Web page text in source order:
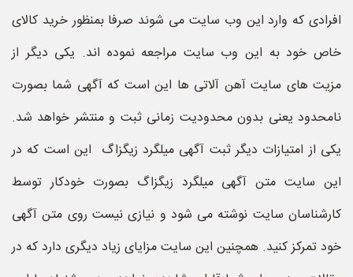
افرادی که وارد این وب سایت می شوند صرفا بمنظور خرید کالای
خاص خود به این وب سایت مراجعه نموده اند. یکی دیگر از
مزیت های سایت آهن آلاتی ها این است که آگهی شما بصورت
نامحدود یعنی بدون محدودیت زمانی ثبت و منتشر خواهد شد.
یکی از امتیازات دیگر ثبت آگهی میلگرد زیگزاگ این است که در
این سایت متن آگهی میلگرد زیگزاگ بصورت خودکار توسط
کارشناسان سایت نوشته می شود و نیازی نیست روی متن آگهی
خود تمرکز کنید. همچنین این سایت مزایای زیاد دیگری دارد که در